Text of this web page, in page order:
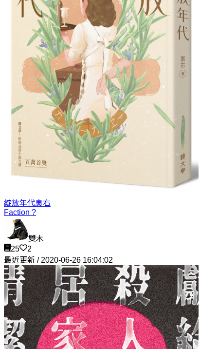
綻放年代裏右
Faction ?
雙木
25
2
最近更新 / 2020-06-26 16:04:02